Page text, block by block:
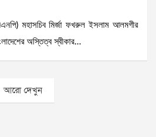
মহাসচিব মির্জা ফখরুল ইসলাম আলমগীর
অস্তিত্ব স্বীকার…
আরো দেখুন